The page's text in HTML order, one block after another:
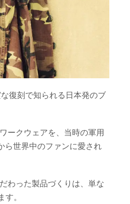
復刻で知られる日本発のブ
ークウェアを、当時の軍用
ら世界中のファンに愛され
わった製品づくりは、単な
。